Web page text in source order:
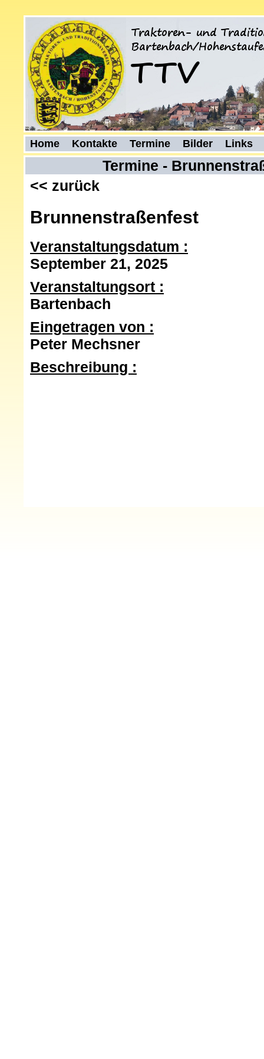
Home Kontakte Termine Bilder Links
Termine -
<< zurück
Brunnenstraßenfest
Veranstaltungsdatum
September 21, 2025
Veranstaltungsort
Bartenbach
Eingetragen von
Peter Mechsner
Beschreibung